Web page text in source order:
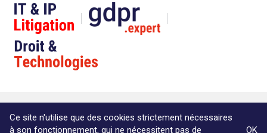
© Copyright Max & Zoé SPRL - Vie Privée -A propos &
informations légales
Ce site n'utilise que des cookies strictement nécessaires
à son fonctionnement, qui ne nécessitent pas de
OK